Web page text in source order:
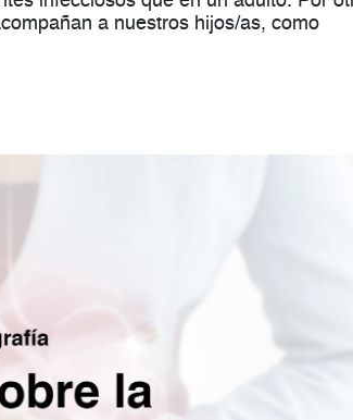
a nuestros hijos/as, como